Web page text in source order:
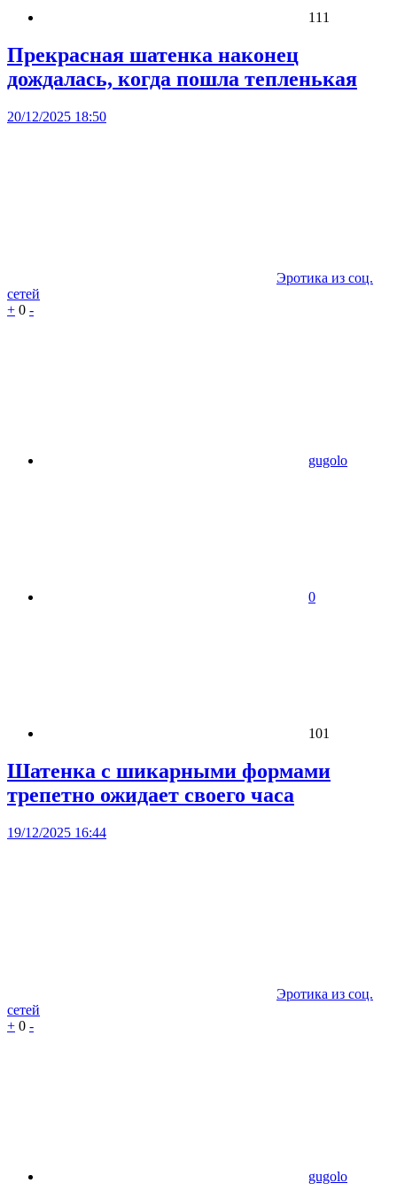
111
Прекрасная шатенка наконец
дождалась, когда пошла тепленькая
20/12/2025 18:50
Эротика из соц.
сетей
+ 0 -
gugolo
0
101
Шатенка с шикарными формами
трепетно ожидает своего часа
19/12/2025 16:44
Эротика из соц.
сетей
+ 0 -
gugolo